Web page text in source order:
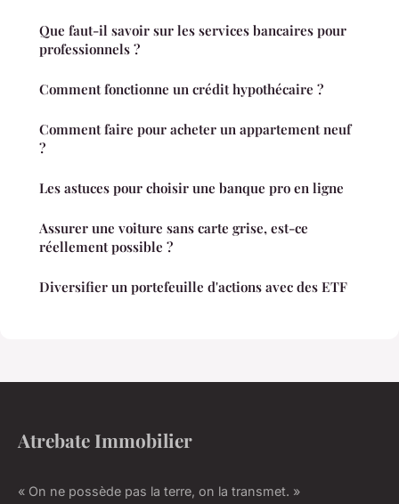
Que faut-il savoir sur les services bancaires pour
professionnels ?
Comment fonctionne un crédit hypothécaire ?
Comment faire pour acheter un appartement neuf
?
Les astuces pour choisir une banque pro en ligne
Assurer une voiture sans carte grise, est-ce
réellement possible ?
Diversifier un portefeuille d'actions avec des ETF
Atrebate Immobilier
« On ne possède pas la terre, on la transmet. »